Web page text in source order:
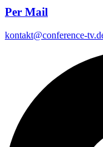
Per Mail
kontakt@conference-